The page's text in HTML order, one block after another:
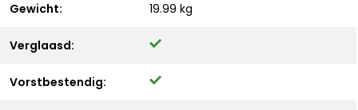
Gewicht: 19.99 kg
Verglaasd:
Vorstbestendig: